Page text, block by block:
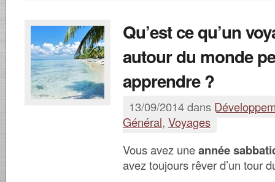
Qu’est ce qu’un
autour du monde
apprendre ?
13/09/2014 dans
Général, Voyages
Vous avez uneannée
avez toujours rêver d’un tour